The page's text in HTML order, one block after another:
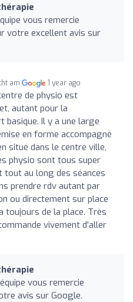
vous remercie
votre excellent avis sur
am 1 year ago
de physio est
autant pour la
basique. Il y a une large
en forme accompagné
situé dans le centre ville,
physio sont tous super
tout au long des séances
prendre rdv autant par
ou directement sur place
toujours de la place. Très
vivement d'aller
vous remercie
avis sur Google.